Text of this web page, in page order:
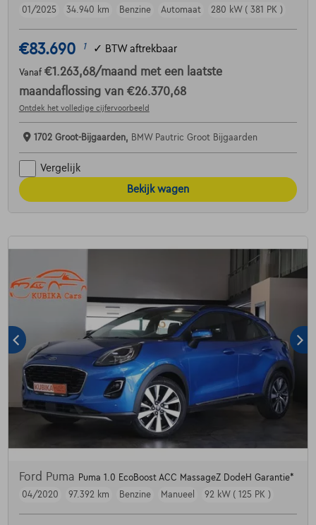
01/2025
34.940 km Benzine Automaat 280 kW ( 381 PK )
€83.690 1 ✓ BTW aftrekbaar
Vanaf €1.263,68/maand met een laatste
maandaflossing van €26.370,68
Ontdek het volledige cijfervoorbeeld
1702 Groot-Bijgaarden, BMW Pautric Groot Bijgaarden
Vergelijk
Bekijk wagen
Ford Puma Puma 1.0 EcoBoost ACC MassageZ DodeH Garantie*
04/2020
97.392 km Benzine Manueel 92 kW ( 125 PK )